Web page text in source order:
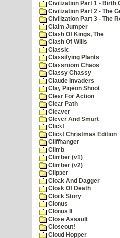
Civilization Part 1 - Birth
Civilization Part 2 - The
Civilization Part 3 - The
Claim Jumper
Clash Of Kings, The
Clash Of Wills
Classic
Classifying Plants
Classroom Chaos
Classy Chassy
Claude Invaders
Clay Pigeon Shoot
Clear For Action
Clear Path
Cleaver
Clever And Smart
Click!
Click! Christmas Edition
Cliffhanger
Climb
Climber (v1)
Climber (v2)
Clipper
Cloak And Dagger
Cloak Of Death
Clock Story
Clonus
Clonus II
Close Assault
Closeout!
Cloud Hopper